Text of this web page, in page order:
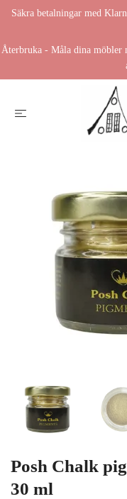
Säkra betalningar med
Återbruka - Måla dina möbler
Posh Chalk
30 ml